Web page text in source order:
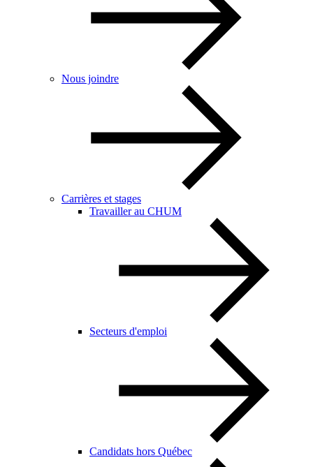
Nous joindre
Carrières et stages
Travailler au CHUM
Secteurs d'emploi
Candidats hors Québec